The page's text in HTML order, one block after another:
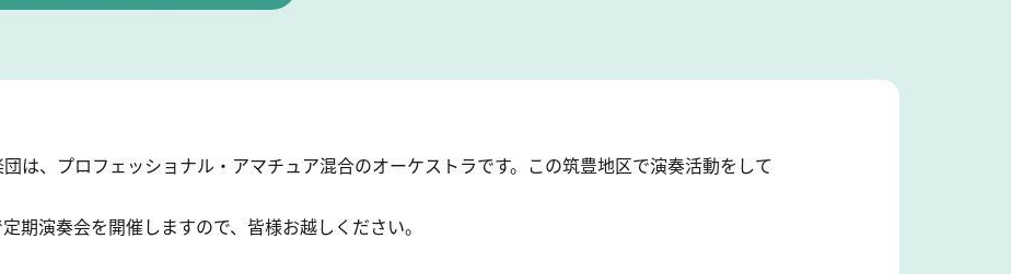
は、プロフェッショナル・アマチュア混合のオーケストラです。この筑豊地区で演奏活動をして
期演奏会を開催しますので、皆様お越しください。